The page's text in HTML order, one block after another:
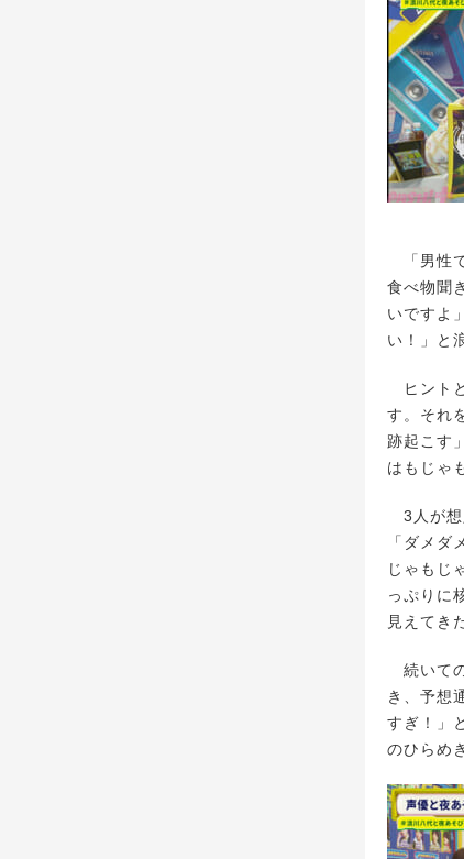
「男性
食べ物聞
いですよ
い！」と
ヒント
す。それ
跡起こす
はもじゃ
3人が想
「ダメ
じゃもじ
っぷりに
見えてき
続いて
き、予想
すぎ！」
のひらめ